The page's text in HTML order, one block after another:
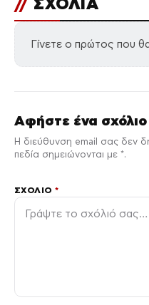
// ΣΧΟΛΙΑ
Γίνετε ο πρώτος που
Αφήστε ένα σχόλιο
Η διεύθυνση email σας δεν
πεδία σημειώνονται με *.
ΣΧΌΛΙΟ*